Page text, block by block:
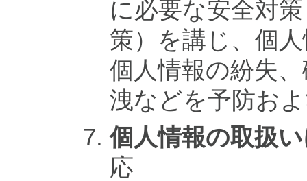
に必要な安全対
策）を講じ、個
個人情報の紛失
洩などを予防お
個人情報の取扱
応